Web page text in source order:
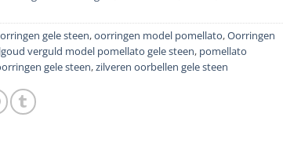
gele steen,oorringen model pomellato,Oorringen
verguld model pomellato gele steen, pomellato
gele steen,zilveren oorbellen gele steen